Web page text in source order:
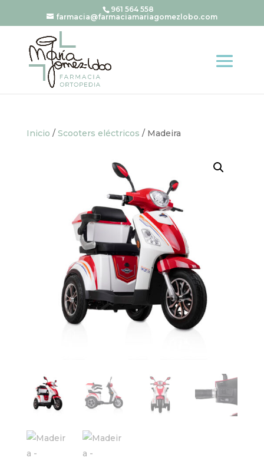
961 564 558
farmacia@farmaciamariagomezlobo.com
Inicio / Scooters eléctricos / Madeira